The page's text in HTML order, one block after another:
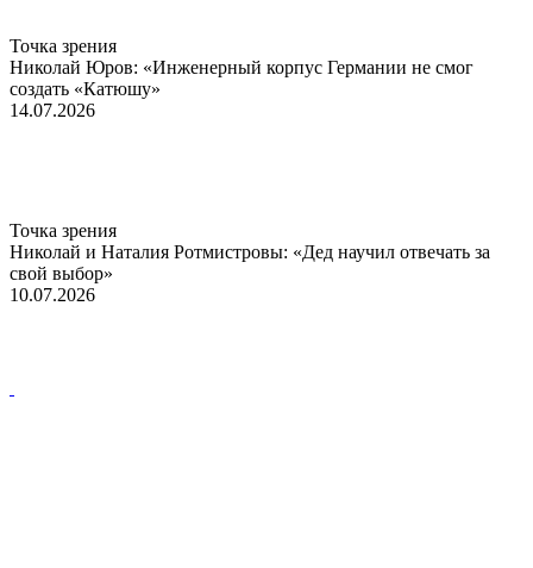
Точка зрения
Николай Юров: «Инженерный корпус Германии не смог
создать «Катюшу»
14.07.2026
Точка зрения
Николай и Наталия Ротмистровы: «Дед научил отвечать за
свой выбор»
10.07.2026